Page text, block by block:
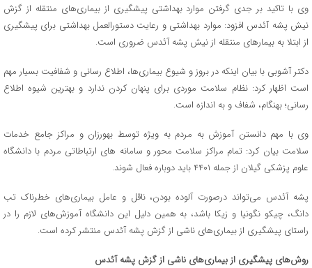
وی با تاکید بر جدی گرفتن موارد بهداشتی پیشگیری از بیماری‌های منتقله از گزش
نیش پشه آئدس افزود: موارد بهداشتی و رعایت دستورالعمل بهداشتی برای پیشگیری
از ابتلا به بیمارهای منتقله از نیش پشه آئدس ضروری است.
دکتر آشوبی با بیان اینکه در بروز و شیوع بیماری‌ها، اطلاع رسانی و شفافیت بسیار مهم
است اظهار کرد: نظام سلامت موردی برای پنهان کردن ندارد و بهترین شیوه اطلاع
رسانی؛ بهنگام، شفاف و به اندازه است.
وی با مهم دانستن آموزش به مردم به ویژه توسط بهورزان و مراکز جامع خدمات
سلامت بیان کرد: تمام مراکز سلامت محور و سامانه های ارتباطاتی مردم با دانشگاه
علوم پزشکی گیلان از جمله ۴۴۰۱ باید دوباره فعال شوند.
پشه آئدس می‌تواند درصورت آلوده بودن، ناقل و عامل بیماری‌های خطرناک تب
دانگ، چیکو نگونیا و زیکا باشد، به همین دلیل این دانشگاه آموزش‌های لازم را در
راستای پیشگیری از بیماری‌های ناشی از گزش پشه آئدس منتشر کرده‌ است.
روش‌های پیشگیری از بیماری‌های ناشی از گزش پشه آئدس